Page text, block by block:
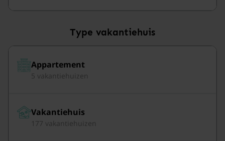
Type vakantiehuis
Appartement
5 vakantiehuizen
Vakantiehuis
177 vakantiehuizen